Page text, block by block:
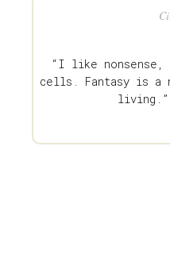
“I like nonsense,
cells. Fantasy is a